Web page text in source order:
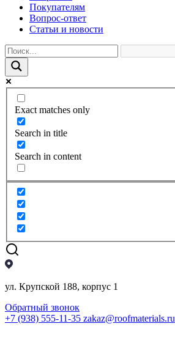
Покупателям
Вопрос-ответ
Статьи и новости
Exact matches only
Search in title
Search in content
ул. Крупской 188, корпус 1
Обратный звонок
+7 (938) 555-11-35 zakaz@roofmaterials.ru